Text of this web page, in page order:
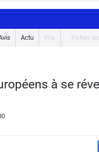
Actu Prix Fiches
à se